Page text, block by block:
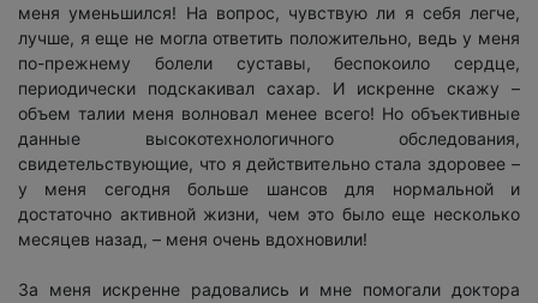
меня уменьшился! На вопрос, чувствую ли я себя легче,
лучше, я еще не могла ответить положительно, ведь у меня
по-прежнему болели суставы, беспокоило сердце,
периодически подскакивал сахар. И искренне скажу –
объем талии меня волновал менее всего! Но объективные
данные высокотехнологичного обследования,
свидетельствующие, что я действительно стала здоровее –
у меня сегодня больше шансов для нормальной и
достаточно активной жизни, чем это было еще несколько
месяцев назад, – меня очень вдохновили!
За меня искренне радовались и мне помогали доктора